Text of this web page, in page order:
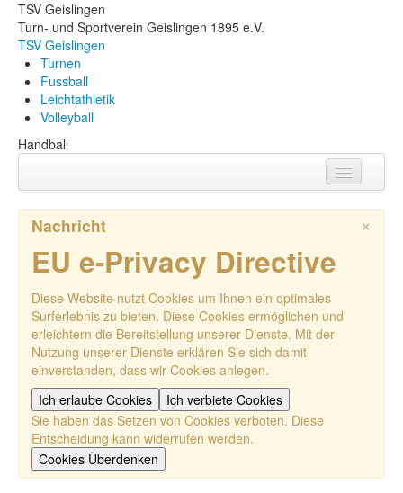
TSV Geislingen
Turn- und Sportverein Geislingen 1895 e.V.
TSV Geislingen
Turnen
Fussball
Leichtathletik
Volleyball
Handball
Termine
Kontakt
Foto-Galerie
×
Nachricht
EU e-Privacy Directive
Diese Website nutzt Cookies um Ihnen ein optimales
Surferlebnis zu bieten. Diese Cookies ermöglichen und
erleichtern die Bereitstellung unserer Dienste. Mit der
Nutzung unserer Dienste erklären Sie sich damit
einverstanden, dass wir Cookies anlegen.
Ich erlaube Cookies
Ich verbiete Cookies
Sie haben das Setzen von Cookies verboten. Diese
Entscheidung kann widerrufen werden.
Cookies Überdenken